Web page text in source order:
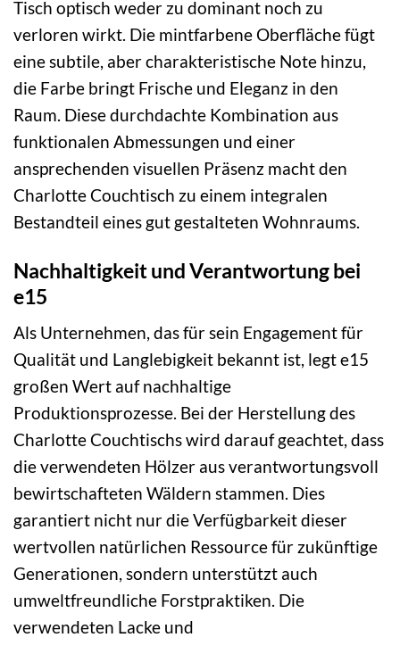
Tisch optisch weder zu dominant noch zu
verloren wirkt. Die mintfarbene Oberfläche fügt
eine subtile, aber charakteristische Note hinzu,
die Farbe bringt Frische und Eleganz in den
Raum. Diese durchdachte Kombination aus
funktionalen Abmessungen und einer
ansprechenden visuellen Präsenz macht den
Charlotte Couchtisch zu einem integralen
Bestandteil eines gut gestalteten Wohnraums.
Nachhaltigkeit und Verantwortung bei
e15
Als Unternehmen, das für sein Engagement für
Qualität und Langlebigkeit bekannt ist, legt e15
großen Wert auf nachhaltige
Produktionsprozesse. Bei der Herstellung des
Charlotte Couchtischs wird darauf geachtet, dass
die verwendeten Hölzer aus verantwortungsvoll
bewirtschafteten Wäldern stammen. Dies
garantiert nicht nur die Verfügbarkeit dieser
wertvollen natürlichen Ressource für zukünftige
Generationen, sondern unterstützt auch
umweltfreundliche Forstpraktiken. Die
verwendeten Lacke und